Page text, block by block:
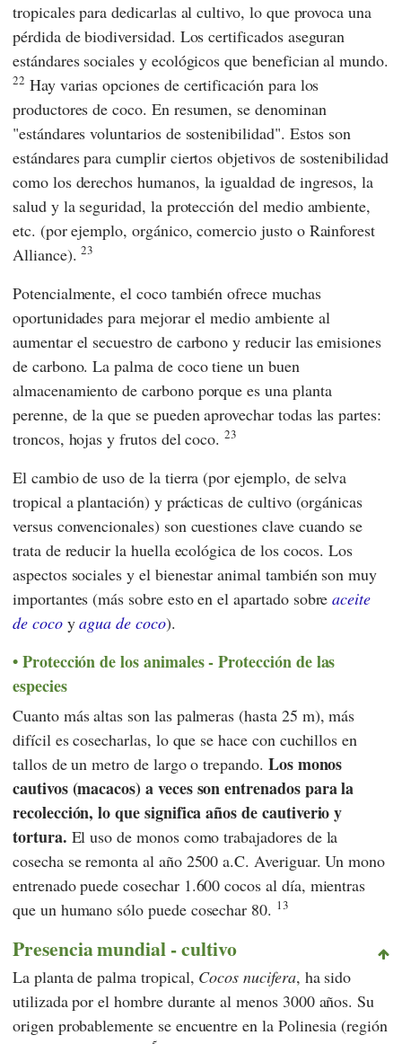
tropicales para dedicarlas al cultivo, lo que provoca una
pérdida de biodiversidad. Los certificados aseguran
estándares sociales y ecológicos que benefician al mundo.
22 Hay varias opciones de certificación para los
productores de coco. En resumen, se denominan
"estándares voluntarios de sostenibilidad". Estos son
estándares para cumplir ciertos objetivos de sostenibilidad
como los derechos humanos, la igualdad de ingresos, la
salud y la seguridad, la protección del medio ambiente,
etc. (por ejemplo, orgánico,comercio justoo Rainforest
Alliance).23
Potencialmente, el coco también ofrece muchas
oportunidades para mejorar el medio ambiente al
aumentar el secuestro de carbono y reducir las emisiones
de carbono. La palma de coco tiene un buen
almacenamiento de carbono porque es una planta
perenne, de la que se pueden aprovechar todas las partes:
troncos, hojas y frutos del coco.23
El cambio de uso de la tierra (por ejemplo, de selva
tropical a plantación) y prácticas de cultivo (orgánicas
versus convencionales) son cuestiones clave cuando se
trata de reducir la huella ecológica de los cocos. Los
aspectos sociales y el bienestar animal también son muy
importantes (más sobre esto en el apartado sobreaceite
de cocoyagua de coco).
Protección de los animales - Protección de las
especies
Cuanto más altas son las palmeras (hasta 25 m), más
difícil es cosecharlas, lo que se hace con cuchillos en
tallos de un metro de largo o trepando. Los monos
cautivos (macacos) a veces son entrenados para la
recolección, lo que significa años de cautiverio y
tortura. El uso de monos como trabajadores de la
cosecha se remonta al año 2500 a.C. Averiguar. Un mono
entrenado puede cosechar 1.600 cocos al día, mientras
que un humano sólo puede cosechar 80. 13
Presencia mundial - cultivo
La planta de palma tropical, Cocos nucifera, ha sido
utilizada por el hombre durante al menos 3000 años. Su
origen probablemente se encuentre en la Polinesia (región